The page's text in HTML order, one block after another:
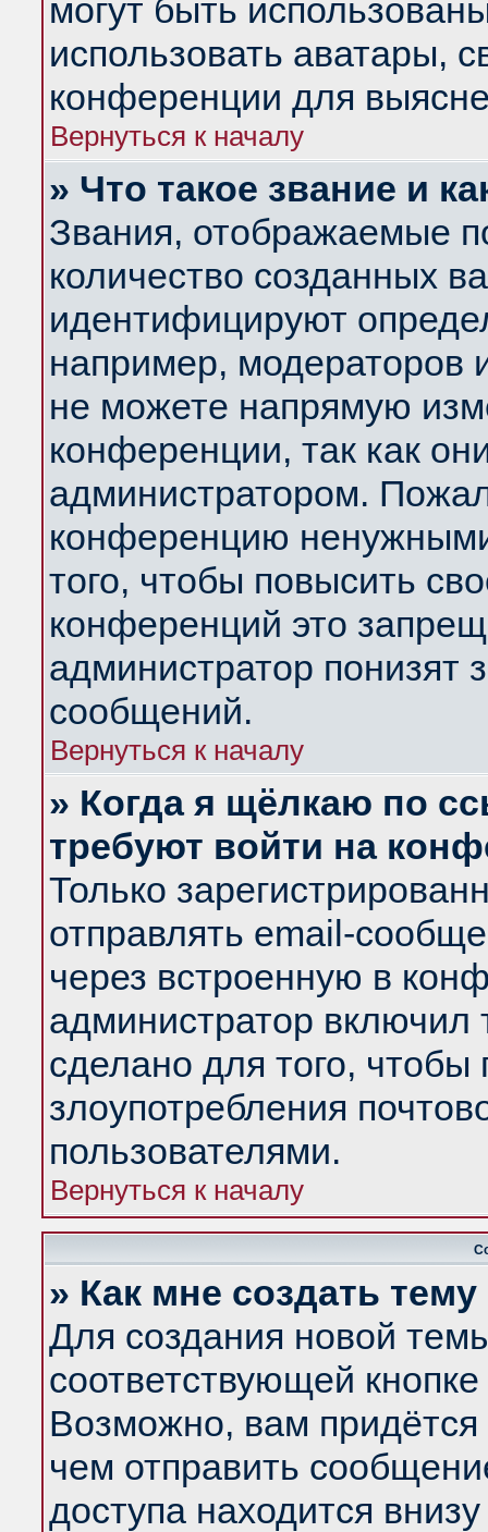
могут быть
использовать аватары,
конференции для
Вернуться к началу
» Что такое звание и
Звания, отображаемые
количество созданных
идентифицируют
например, модераторов
не можете напрямую
конференции, так как
администратором.
конференцию
того, чтобы повысить
конференций это
администратор понизят
сообщений.
Вернуться к началу
» Когда я щёлкаю по
требуют войти на
Только
отправлять email-
через встроенную в
администратор
сделано для того, чтобы
злоупотребления
пользователями.
Вернуться к началу
» Как мне создать
Для создания новой
соответствующей
Возможно, вам придётся
чем отправить
доступа находится